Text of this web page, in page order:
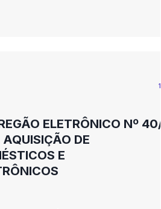
ELETRÔNICO Nº
DE
E